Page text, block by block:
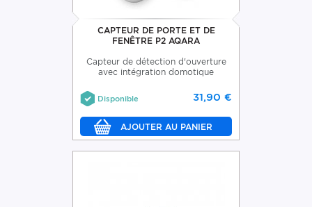
CAPTEUR DE PORTE ET DE
FENÊTRE P2 AQARA
Capteur de détection d'ouverture
avec intégration domotique
31,90 €
Disponible